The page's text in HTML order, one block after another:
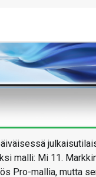
malli: Mi 11.
Pro-mallia, mutta